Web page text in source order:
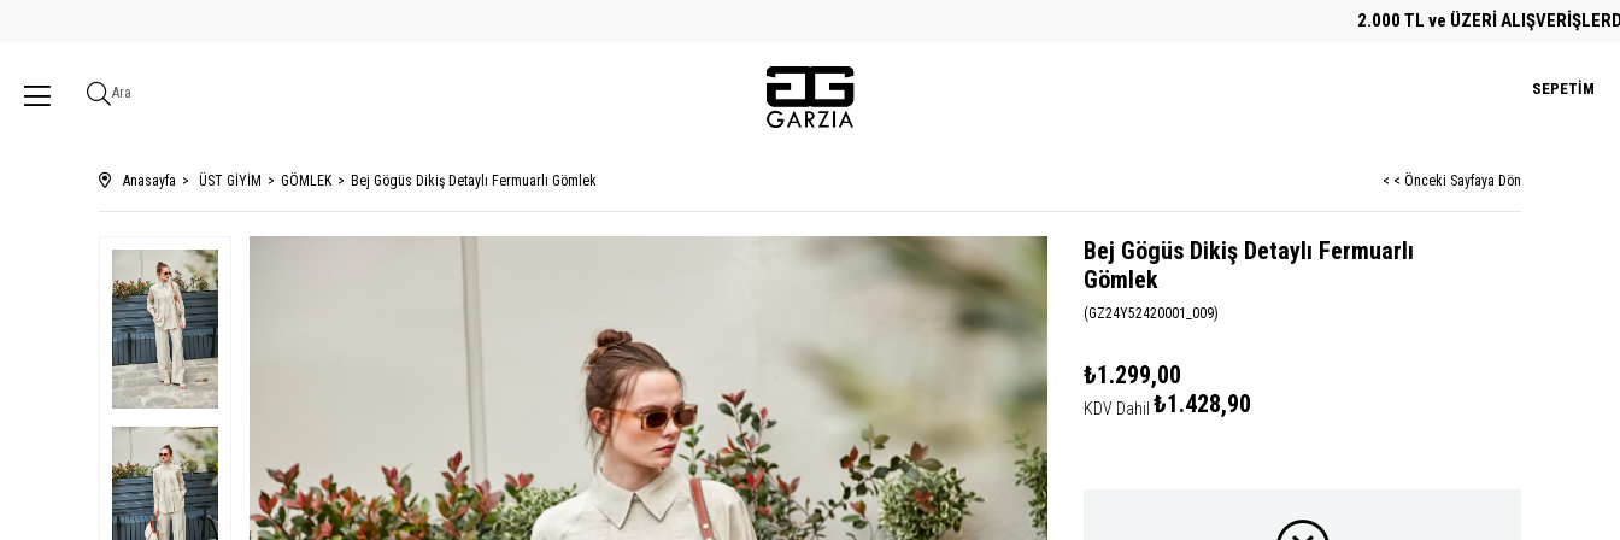
2.000 TL ve ÜZERİ ALIŞVERİŞLERDE
Ara SEPETIM
Anasayfa ÜST GİYİM GÖMLEK Bej Gögüs Dikiş Detaylı Fermuarlı Gömlek < < Önceki Sayfaya Dön
Bej Gögüs Dikiş Detaylı Fermuarlı
Gömlek
(GZ24Y52420001_009)
₺1.299,00
KDV Dahil ₺1.428,90